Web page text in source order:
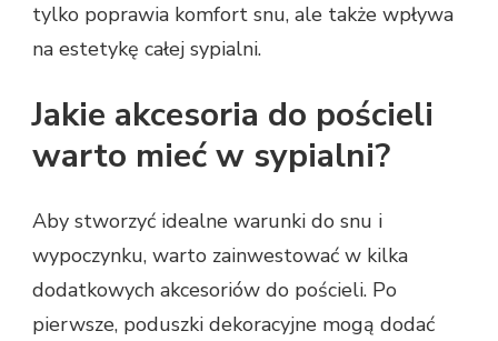
tylko poprawia komfort snu, ale także wpływa
na estetykę całej sypialni.
Jakie akcesoria do pościeli
warto mieć w sypialni?
Aby stworzyć idealne warunki do snu i
wypoczynku, warto zainwestować w kilka
dodatkowych akcesoriów do pościeli. Po
pierwsze, poduszki dekoracyjne mogą dodać